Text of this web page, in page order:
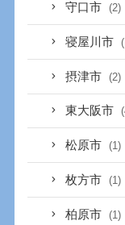
守口市 (2)
寝屋川市
摂津市 (2)
東大阪市
松原市 (1)
枚方市 (1)
柏原市 (1)